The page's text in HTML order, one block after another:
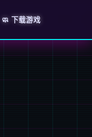
🧼 下载游戏